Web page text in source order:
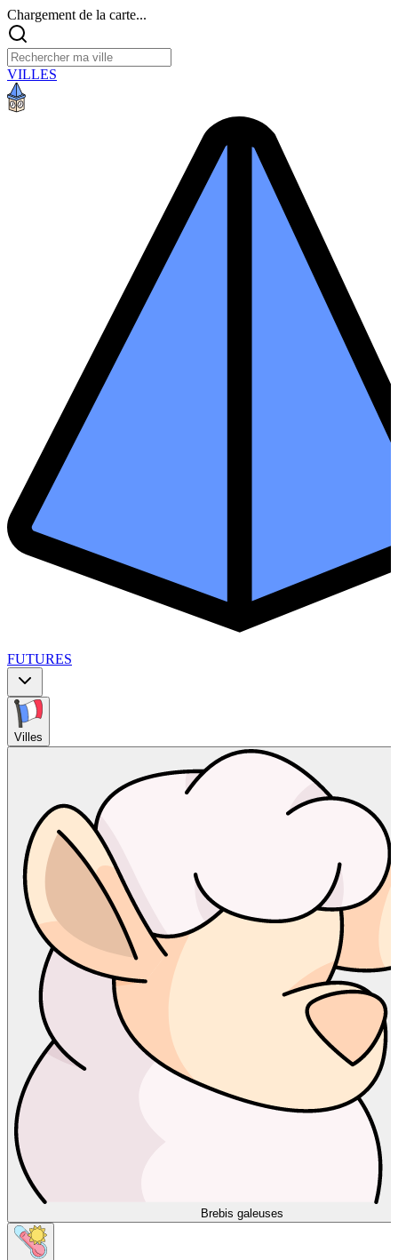
Chargement de la carte...
VILLES
FUTURES
Villes
Brebis galeuses